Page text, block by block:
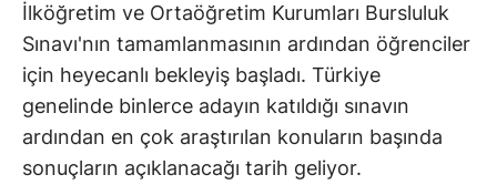
İlköğretim ve Ortaöğretim Kurumları Bursluluk
Sınavı'nın tamamlanmasının ardından öğrenciler
için heyecanlı bekleyiş başladı. Türkiye
genelinde binlerce adayın katıldığı sınavın
ardından en çok araştırılan konuların başında
sonuçların açıklanacağı tarih geliyor.